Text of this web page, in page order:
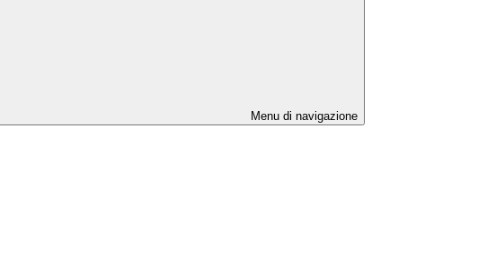
Menu di navigazione